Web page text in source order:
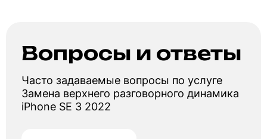
Вопросы и ответы
Часто задаваемые вопросы по услуге
Замена верхнего разговорного динамика
iPhone SE 3 2022